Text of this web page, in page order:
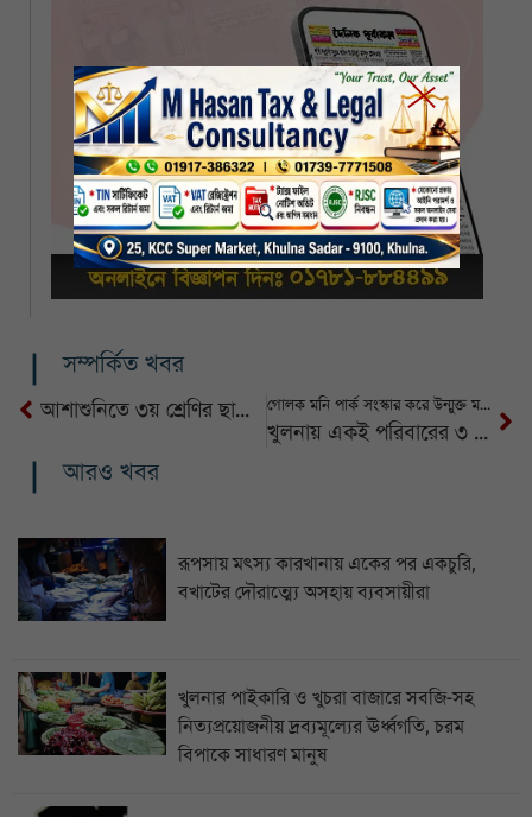
সম্পর্কিত খবর
আশাশুনিতে ৩য় শ্রেণির ছাত্রীকে যৌন নিপীড়নের অভিযোগে প্রাইভেট শিক্ষক গ্রেফতার গোলক মনি পার্ক সংস্কার করে উন্মুক্ত মঞ্চ নির্মাণ করবে কেসিসি, বসবে খেলনা
খুলনায় একই পরিবারের ৩ জনসহ ৪ খুন
আরও খবর
রূপসায় মৎস্য কারখানায় একের পর একচুরি,
বখাটের দৌরাত্ম্যে অসহায় ব্যবসায়ীরা
খুলনার পাইকারি ও খুচরা বাজারে সবজি-সহ
নিত্যপ্রয়োজনীয় দ্রব্যমূল্যের ঊর্ধ্বগতি, চরম
বিপাকে সাধারণ মানুষ